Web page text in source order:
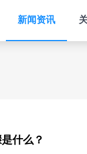
新闻资讯
什么？